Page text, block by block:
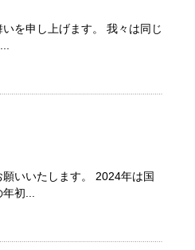
を申し上げます。 我々は同じ
いいたします。 2024年は国
初...